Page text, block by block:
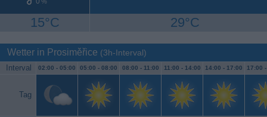
15°C 29°C
Wetter in Prosiměřice (3h-Interval)
Interval 02:00 - 05:00 05:00 - 08:00 08:00 - 11:00 11:00 - 14:00 14:00 - 17:00 17:00
Tag